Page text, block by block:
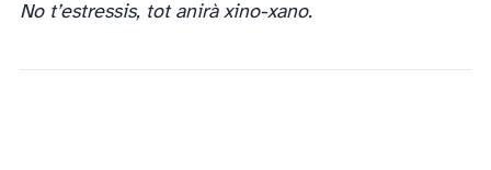
No t’estressis, tot anirà xino-xano.